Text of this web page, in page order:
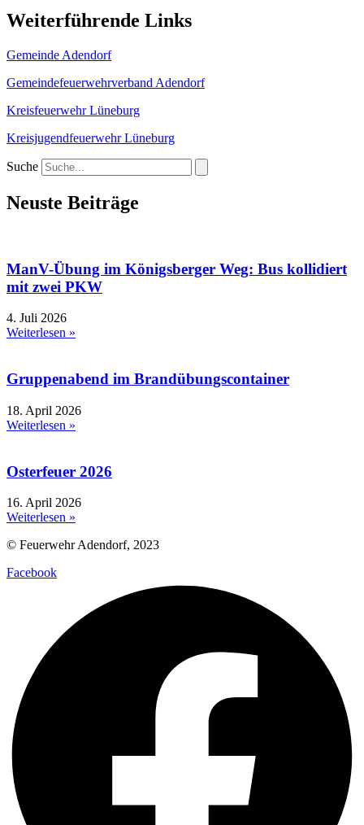
Weiterführende Links
Gemeinde Adendorf
Gemeindefeuerwehrverband Adendorf
Kreisfeuerwehr Lüneburg
Kreisjugendfeuerwehr Lüneburg
Suche
Neuste Beiträge
ManV-Übung im Königsberger Weg: Bus kollidiert
mit zwei PKW
4. Juli 2026
Weiterlesen »
Gruppenabend im Brandübungscontainer
18. April 2026
Weiterlesen »
Osterfeuer 2026
16. April 2026
Weiterlesen »
© Feuerwehr Adendorf, 2023
Facebook